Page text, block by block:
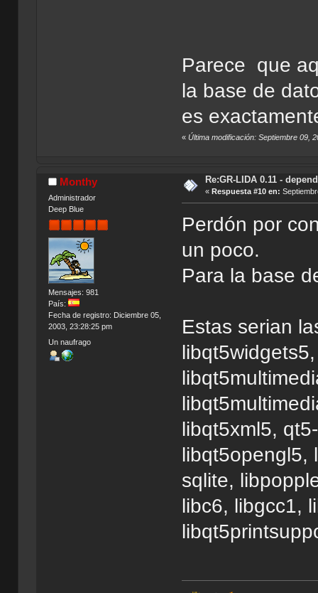
Parece que
la base de
es
«Última modificación: Septiembre 09,
Monthy
Administrador
Deep Blue
Mensajes: 981
País:
Fecha de registro: Diciembre 05,
2003, 23:28:25 pm
Un naufrago
Re:GR-LIDA 0.11 -
« Respuesta #10 en:
Perdón por
un poco.
Para la base
Estas serian
libqt5xml5,
libqt5opengl5,
sqlite,
libc6, libgcc1,